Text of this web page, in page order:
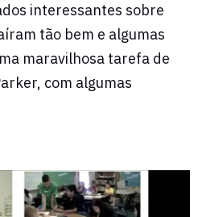
interessantes sobre
tão bem e algumas
maravilhosa tarefa de
com algumas